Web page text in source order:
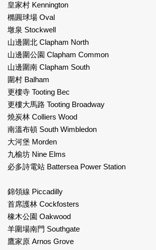
皇家村 Kennington
橢圓球場 Oval
墩泉 Stockwell
山邊圍北 Clapham North
山邊圍公園 Clapham Common
山邊圍南 Clapham South
圍村 Balham
更樓寺 Tooting Bec
更樓大馬路 Tooting Broadway
燒炭林 Colliers Wood
南溫布頓 South Wimbledon
大河堡 Morden
九榆坊 Nine Elms
必多詩電站 Battersea Power Station
錦領線 Piccadilly
首席護林 Cockfosters
橡木公園 Oakwood
羊圍場南門 Southgate
鷹家原 Arnos Grove